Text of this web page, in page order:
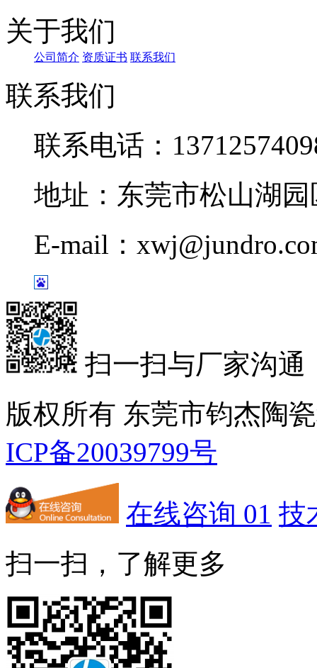
关于我们
公司简介 资质证书 联系我们
联系我们
联系电话：
地址：东莞市松山湖
E-mail：
扫一扫与厂家沟通
版权所有 东莞市钧杰
ICP备20039799号
在线咨询 01 技
扫一扫，了解更多